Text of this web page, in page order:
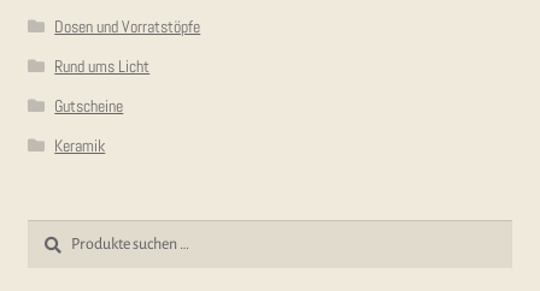
Dosen und Vorratstöpfe
Rund ums Licht
Gutscheine
Keramik
nach: